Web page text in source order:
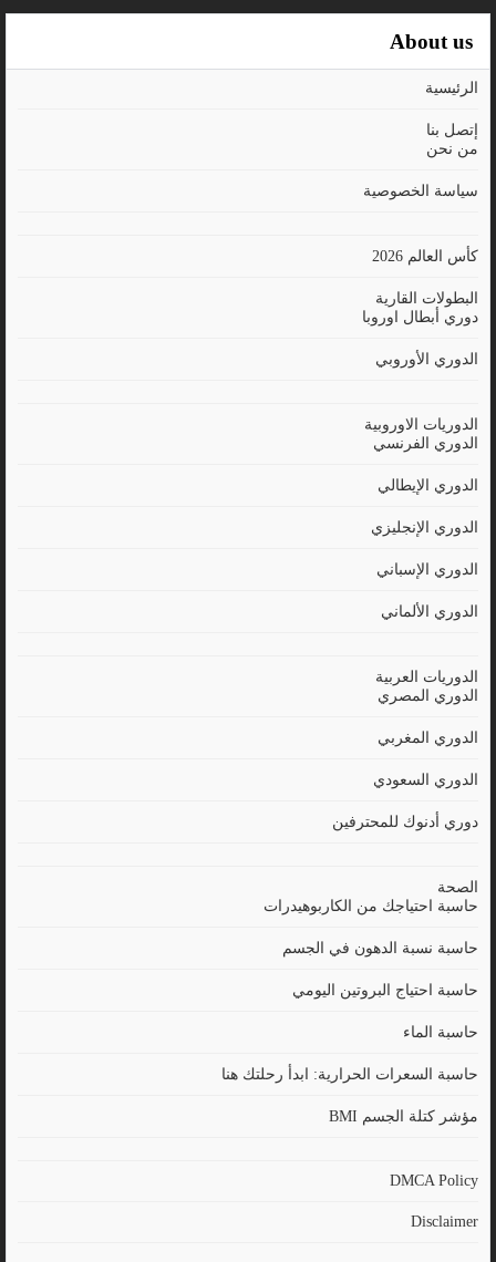
About us
الرئيسية
إتصل بنا
من نحن
سياسة الخصوصية
كأس العالم 2026
البطولات القارية
دوري أبطال اوروبا
الدوري الأوروبي
الدوريات الاوروبية
الدوري الفرنسي
الدوري الإيطالي
الدوري الإنجليزي
الدوري الإسباني
الدوري الألماني
الدوريات العربية
الدوري المصري
الدوري المغربي
الدوري السعودي
دوري أدنوك للمحترفين
الصحة
حاسبة احتياجك من الكاربوهيدرات
حاسبة نسبة الدهون في الجسم
حاسبة احتياج البروتين اليومي
حاسبة الماء
حاسبة السعرات الحرارية: ابدأ رحلتك هنا
مؤشر كتلة الجسم BMI
DMCA Policy
Disclaimer